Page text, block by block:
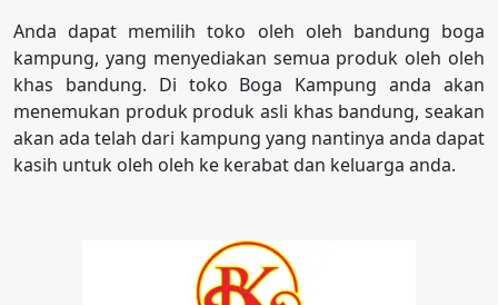
Anda dapat memilih toko oleh oleh bandung boga
kampung, yang menyediakan semua produk oleh oleh
khas bandung. Di toko Boga Kampung anda akan
menemukan produk produk asli khas bandung, seakan
akan ada telah dari kampung yang nantinya anda dapat
kasih untuk oleh oleh ke kerabat dan keluarga anda.